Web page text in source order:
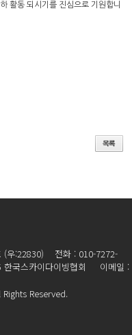
활동 되시기를 진심으로 기원합니
(우:22830) 전화 : 010-7272-
국스카이다이빙협회 이메일 :
Reserved.